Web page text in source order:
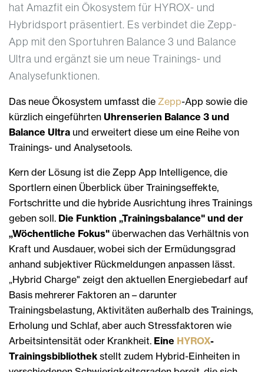
hat Amazfit ein Ökosystem für HYROX- und
Hybridsport präsentiert. Es verbindet die Zepp-
App mit den Sportuhren Balance 3 und Balance
Ultra und ergänzt sie um neue Trainings- und
Analysefunktionen.
Das neue Ökosystem umfasst die Zepp-App sowie die
kürzlich eingeführten Uhrenserien Balance 3 und
Balance Ultra und erweitert diese um eine Reihe von
Trainings- und Analysetools.
Kern der Lösung ist die Zepp App Intelligence, die
Sportlern einen Überblick über Trainingseffekte,
Fortschritte und die hybride Ausrichtung ihres Trainings
geben soll. Die Funktion „Trainingsbalance" und der
„Wöchentliche Fokus" überwachen das Verhältnis von
Kraft und Ausdauer, wobei sich der Ermüdungsgrad
anhand subjektiver Rückmeldungen anpassen lässt.
„Hybrid Charge" zeigt den aktuellen Energiebedarf auf
Basis mehrerer Faktoren an – darunter
Trainingsbelastung, Aktivitäten außerhalb des Trainings,
Erholung und Schlaf, aber auch Stressfaktoren wie
Arbeitsintensität oder Krankheit. Eine HYROX-
Trainingsbibliothek stellt zudem Hybrid-Einheiten in